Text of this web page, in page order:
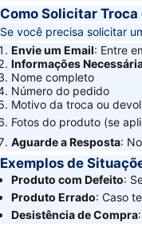
Como Solicitar Troca
Se você precisa solicitar
Envie um Email: Entre
Informações
Nome completo
Número do pedido
Motivo da troca ou
Fotos do produto (se
Aguarde a Resposta:
Exemplos de
Produto com Defeito:
Produto Errado: Caso
Desistência de Compra